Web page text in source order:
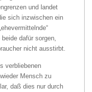
und landet
sich inzwischen ein
dafür sorgen,
nicht ausstirbt.
verbliebenen
Mensch zu
daß dies nur durch